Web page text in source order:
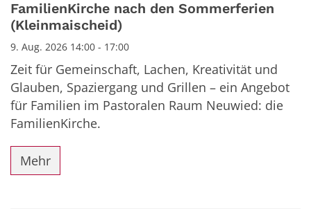
FamilienKirche nach den Sommerferien
(Kleinmaischeid)
9. Aug. 2026 14:00 - 17:00
Zeit für Gemeinschaft, Lachen, Kreativität und
Glauben, Spaziergang und Grillen – ein Angebot
für Familien im Pastoralen Raum Neuwied: die
FamilienKirche.
Mehr